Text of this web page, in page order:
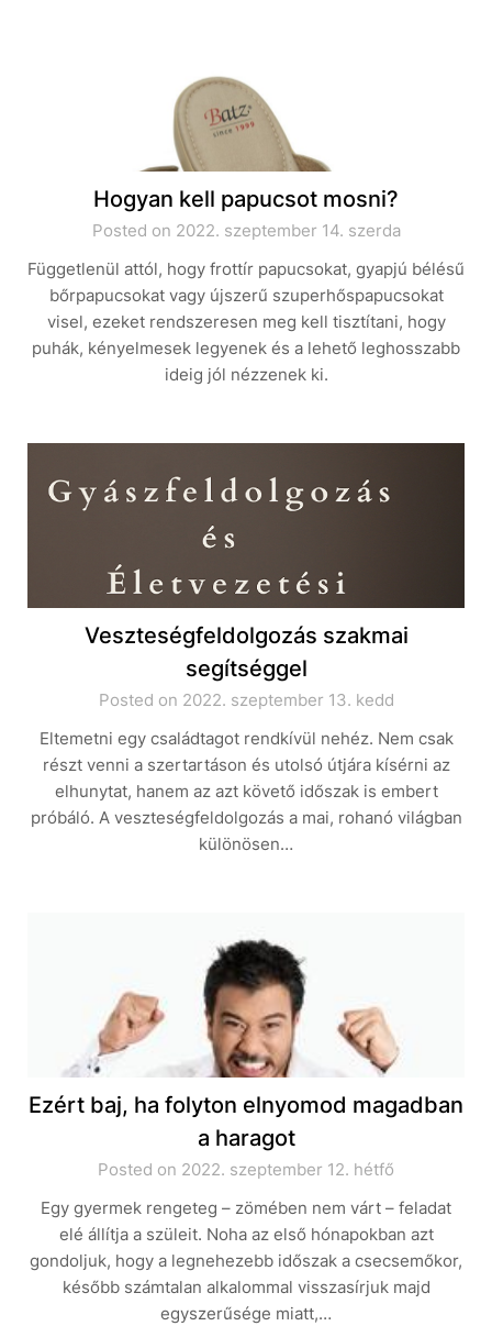
Hogyan kell papucsot mosni?
Posted on 2022. szeptember 14. szerda
Függetlenül attól, hogy frottír papucsokat, gyapjú bélésű
bőrpapucsokat vagy újszerű szuperhőspapucsokat
visel, ezeket rendszeresen meg kell tisztítani, hogy
puhák, kényelmesek legyenek és a lehető leghosszabb
ideig jól nézzenek ki.
Veszteségfeldolgozás szakmai
segítséggel
Posted on 2022. szeptember 13. kedd
Eltemetni egy családtagot rendkívül nehéz. Nem csak
részt venni a szertartáson és utolsó útjára kísérni az
elhunytat, hanem az azt követő időszak is embert
próbáló. A veszteségfeldolgozás a mai, rohanó világban
különösen…
Ezért baj, ha folyton elnyomod magadban
a haragot
Posted on 2022. szeptember 12. hétfő
Egy gyermek rengeteg – zömében nem várt – feladat
elé állítja a szüleit. Noha az első hónapokban azt
gondoljuk, hogy a legnehezebb időszak a csecsemőkor,
később számtalan alkalommal visszasírjuk majd
egyszerűsége miatt,…